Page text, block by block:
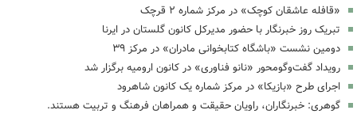
«قافله عاشقان کوچک» در مرکز شماره ۲ قرچک
تبریک روز خبرنگار با حضور مدیرکل کانون گلستان در ایرنا
دومین نشست «باشگاه کتابخوانی مادران» در مرکز ۳۹
رویداد گفت‌وگومحور «نانو فناوری» در کانون ارومیه برگزار شد
اجرای طرح «بازیکا» در مرکز شماره یک کانون شاهرود
گوهری: خبرنگاران، راویان حقیقت و همراهان فرهنگ و تربیت هستند.